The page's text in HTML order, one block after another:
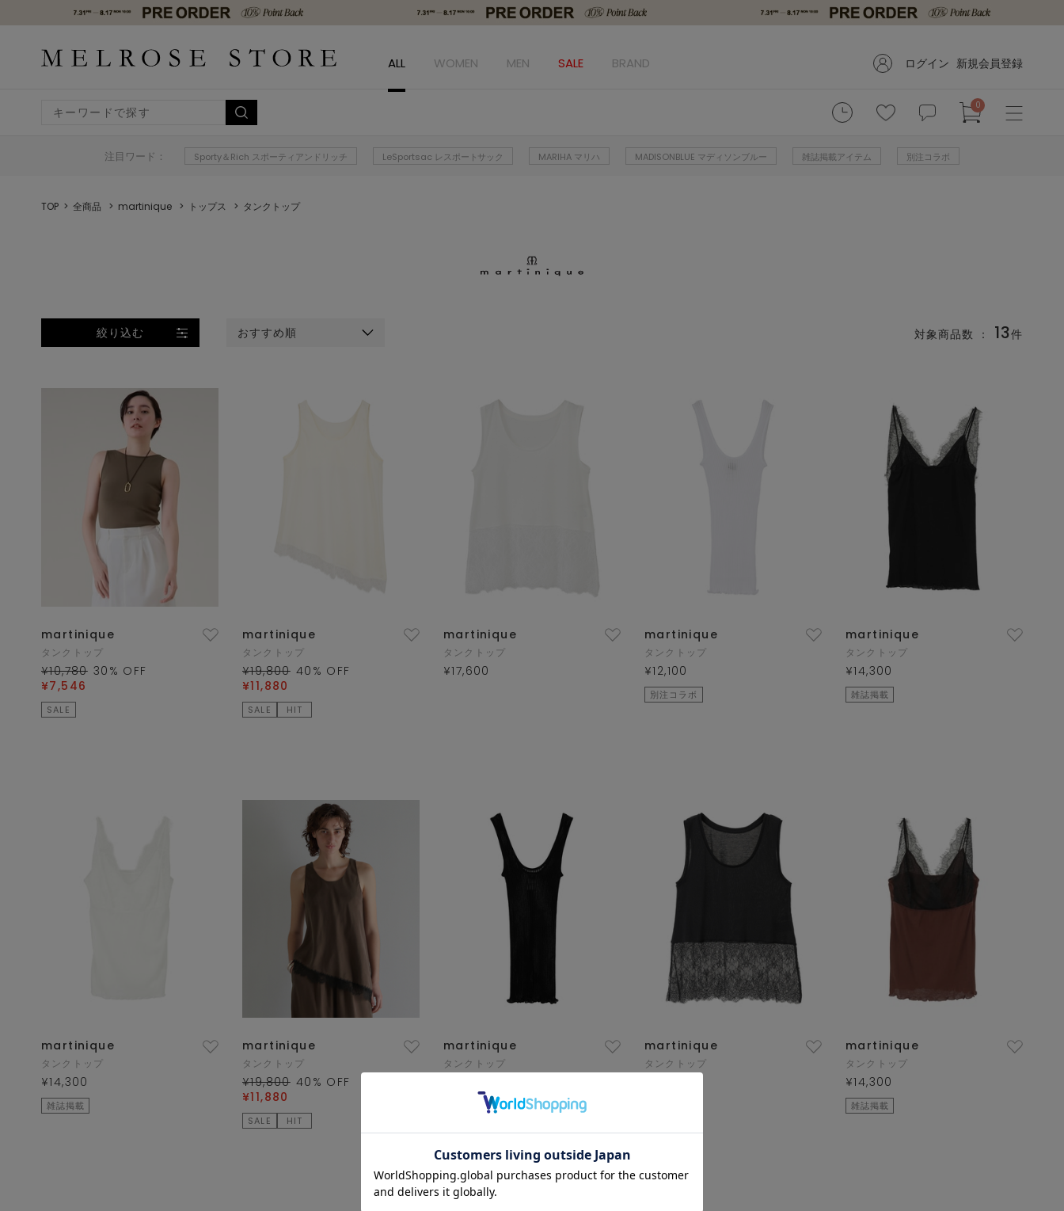
ALL WOMEN MEN SALE BRAND ログイン 新規会員登録
0
注目ワード： Sporty＆Rich スポーティアンドリッチ LeSportsac レスポートサック MARIHA マリハ MADISONBLUE マディソンブルー 雑誌掲載アイテム 別注コラボ
TOP 全商品 martinique トップス タンクトップ
絞り込む おすすめ順 対象商品数 ： 13件
martinique
タンクトップ
¥10,780 30 % OFF
¥7,546
SALE
martinique
タンクトップ
¥19,800 40 % OFF
¥11,880
SALE HIT
martinique
タンクトップ
¥17,600
martinique
タンクトップ
¥12,100
別注コラボ
martinique
タンクトップ
¥14,300
雑誌掲載
martinique
タンクトップ
¥14,300
雑誌掲載
martinique
タンクトップ
¥19,800 40 % OFF
¥11,880
SALE HIT
martinique
タンクトップ
別注コラボ
martinique
タンクトップ
martinique
タンクトップ
¥14,300
雑誌掲載